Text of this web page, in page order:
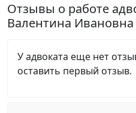
Отзывы о работе
Валентина Ивановна
У адвоката еще нет
оставить первый отзыв.